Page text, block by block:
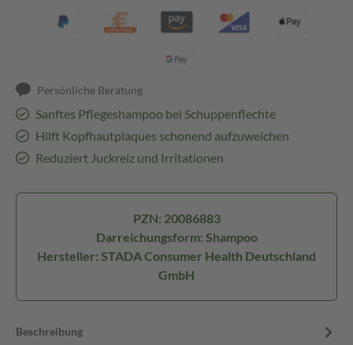
Persönliche Beratung
Sanftes Pflegeshampoo bei Schuppenflechte
Hilft Kopfhautplaques schonend aufzuweichen
Reduziert Juckreiz und Irritationen
PZN: 20086883
Darreichungsform: Shampoo
Hersteller: STADA Consumer Health Deutschland
GmbH
Beschreibung